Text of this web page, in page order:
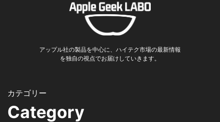
アップル社の製品を中心に、ハイテク市場の最新情報
を独自の視点でお届けしていきます。
Category